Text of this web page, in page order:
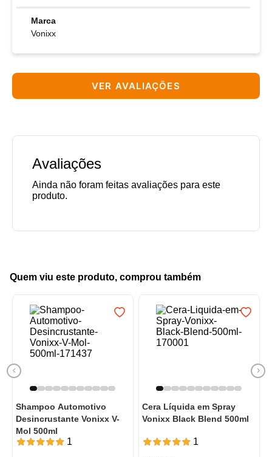
Marca
Vonixx
VER AVALIAÇÕES
Avaliações
Quem viu este produto, comprou também
Shampoo Automotivo
Desincrustante Vonixx V-
Mol 500ml
1
Cera Líquida em Spray
Vonixx Black Blend 500ml
1